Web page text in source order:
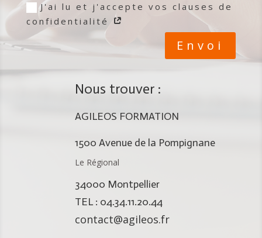
J'ai lu et j'accepte vos clauses de
confidentialité
Envoi
Nous trouver :
AGILEOS FORMATION
1500 Avenue de la Pompignane
Le Régional
34000 Montpellier
TEL : 04.34.11.20.44
contact@agileos.fr